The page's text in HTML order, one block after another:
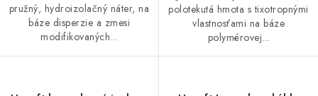
pružný, hydroizolačný náter, na
báze disperzie a zmesi
modifikovaných...
polotekutá hmota s tixotropnými
vlastnosťami na báze
polymérovej...